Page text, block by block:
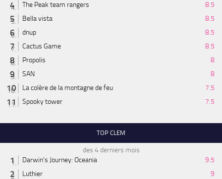
The Peak team rangers
8.5
Bella vista
8.5
dnup
8.5
Cactus Game
8.5
Propolis
8
SAN
8
La colère de la montagne de feu
7.5
Spooky tower
7.5
TOP CLEM
des 4 derniers mois
Darwin's Journey: Oceania
9.5
Luthier
9